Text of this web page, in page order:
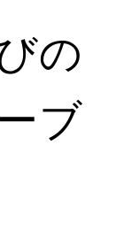
の
ブ